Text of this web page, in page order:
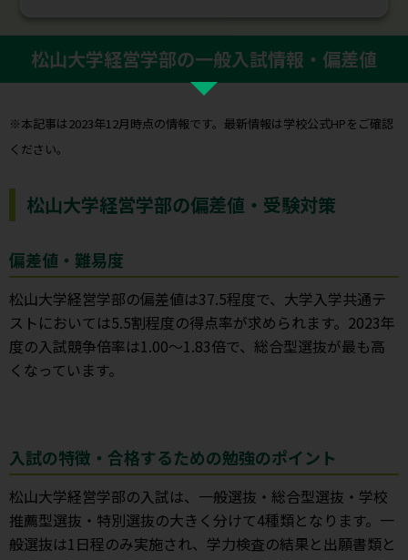
松山大学経営学部の一般入試情報・偏差値
※本記事は2023年12月時点の情報です。最新情報は学校公式HPをご確認
ください。
松山大学経営学部の偏差値・受験対策
偏差値・難易度
松山大学経営学部の偏差値は37.5程度で、大学入学共通テ
ストにおいては5.5割程度の得点率が求められます。2023年
度の入試競争倍率は1.00～1.83倍で、総合型選抜が最も高
くなっています。
入試の特徴・合格するための勉強のポイント
松山大学経営学部の入試は、一般選抜・総合型選抜・学校
推薦型選抜・特別選抜の大きく分けて4種類となります。一
般選抜は1日程のみ実施され、学力検査の結果と出願書類と